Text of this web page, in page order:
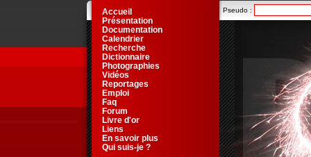
Pseudo :
Accueil
Présentation
Documentation
Calendrier
Recherche
Dictionnaire
Photographies
Vidéos
Reportages
Emploi
Faq
Forum
Livre d'or
Liens
En savoir plus
Qui suis-je ?